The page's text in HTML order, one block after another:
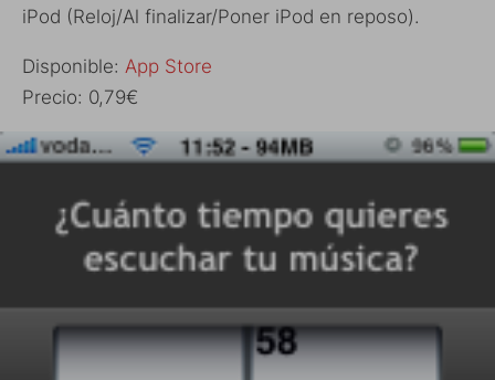
iPod (Reloj/Al finalizar/Poner iPod en reposo).
Disponible: App Store
Precio: 0,79€